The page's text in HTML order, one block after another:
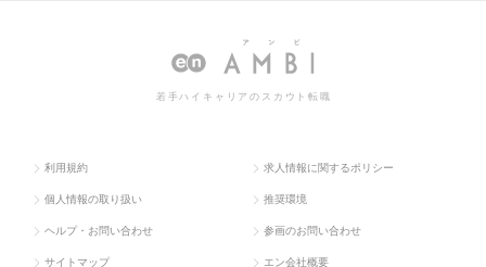
ング（機械・自動 ング（機械・自動車）の転職・求人
若手ハイキャリアのスカウト転職
利用規約 求人情報に関するポリシー
個人情報の取り扱い 推奨環境
ヘルプ・お問い合わせ 参画のお問い合わせ
サイトマップ エン会社概要